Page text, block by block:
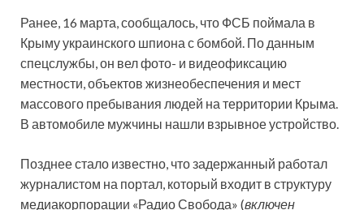
Ранее, 16 марта, сообщалось, что ФСБ поймала в
Крыму украинского шпиона с бомбой. По данным
спецслужбы, он вел фото- и видеофиксацию
местности, объектов жизнеобеспечения и мест
массового пребывания людей на территории Крыма.
В автомобиле мужчины нашли взрывное устройство.
Позднее стало известно, что задержанный работал
журналистом на портал, который входит в структуру
медиакорпорации «Радио Свобода» (включен